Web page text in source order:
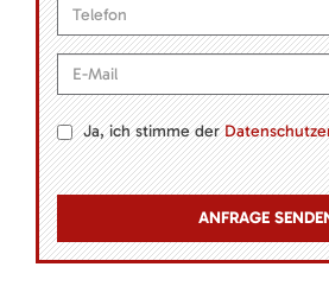
Ja, ich stimme der